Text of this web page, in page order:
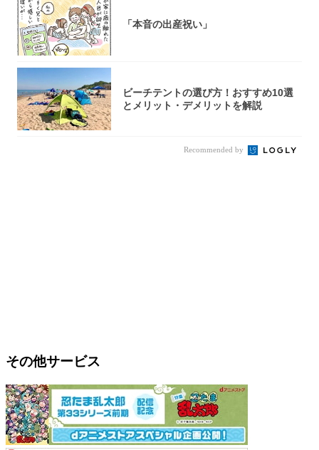
「本音の出産祝い」
ビーチテントの選び方！おすすめ10選
とメリット・デメリットを解説
Recommended by
その他サービス